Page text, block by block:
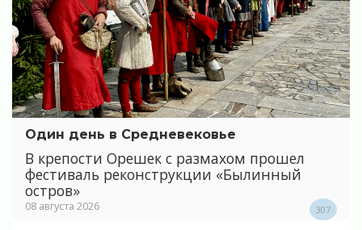
Один день в Средневековье
В крепости Орешек с размахом прошел
фестиваль реконструкции «Былинный
остров»
08 августа 2026 307